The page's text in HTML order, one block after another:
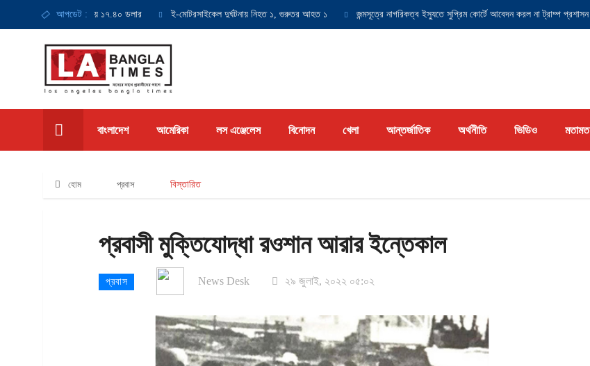
আপডেট :
মজুরি হবে ঘণ্টায় ১৭.৪০ ডলার ই-মোটরসাইকেল দুর্ঘটনায় নিহত ১, গুরুতর আহত ১ জন্মসূত্রে নাগরিকত্ব ইস্যুতে সুপ্রিম কোর্টে আবেদন করল না ট্রাম্প প্রশাসন
বাংলাদেশ আমেরিকা লস এঞ্জেলেস বিনোদন খেলা আন্তর্জাতিক অর্থনীতি ভিডিও মতামত
হোম প্রবাস বিস্তারিত
প্রবাসী মুক্তিযোদ্ধা রওশান আরার ইন্তেকাল
প্রবাস News Desk ২৯ জুলাই, ২০২২ ০৫:০২